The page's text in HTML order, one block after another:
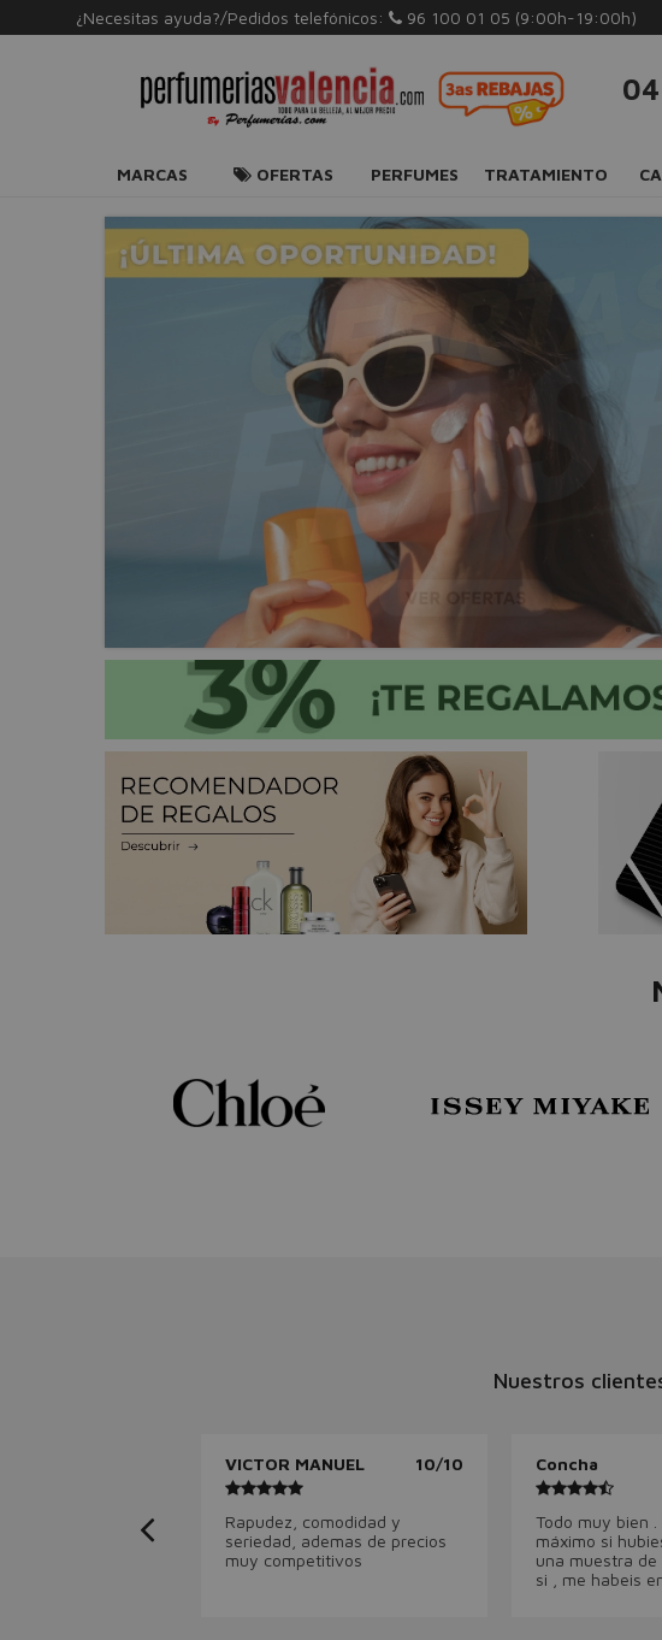
¿Necesitas ayuda?/Pedidos telefónicos: 96 100 01 05 (9:00h-19:00h)
04
MARCAS OFERTAS PERFUMES TRATAMIENTO
Nuestros
VICTOR MANUEL 10/10
Rapudez, comodidad y
seriedad, ademas de precios
muy competitivos
Concha
Todo muy bien
máximo si
una muestra de
si , me habeis